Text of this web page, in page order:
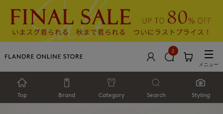
2
メニュー
Top Brand Category Search Styling